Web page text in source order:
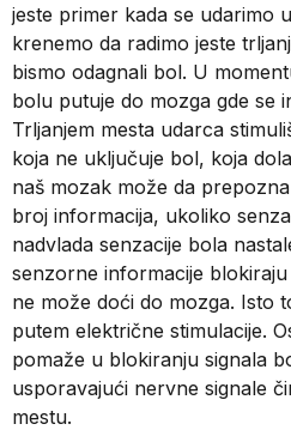
jeste primer kada se udarimo
krenemo da radimo jeste
bismo odagnali bol. U
bolu putuje do mozga gde se
Trljanjem mesta udarca
koja ne uključuje bol, koja
naš mozak može da
broj informacija, ukoliko
nadvlada senzacije bola
senzorne informacije blokiraju
ne može doći do mozga. Isto
putem električne stimulacije.
pomaže u blokiranju signala
usporavajući nervne signale
mestu.